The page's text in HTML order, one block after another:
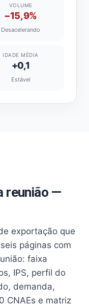
VOLUME
−15,9%
Desacelerando
IDADE MÉDIA
+0,1
Estável
reunião —
exportação que
páginas com
faixa
IPS, perfil do
demanda,
CNAEs e matriz